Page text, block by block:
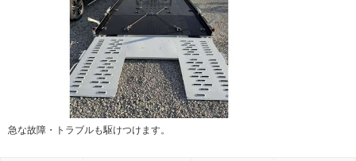
急な故障・トラブルも駆けつけます。